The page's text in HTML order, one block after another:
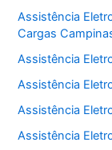
Assistência
Cargas
Assistência
Assistência
Assistência
Assistência